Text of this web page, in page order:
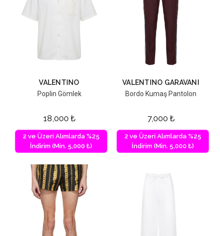
VALENTINO
Poplin Gömlek
18,000 ₺
2 ve Üzeri Alımlarda %25
İndirim (Min. 5,000 ₺)
VALENTINO GARAVANI
Bordo Kumaş Pantolon
7,000 ₺
2 ve Üzeri Alımlarda %25
İndirim (Min. 5,000 ₺)